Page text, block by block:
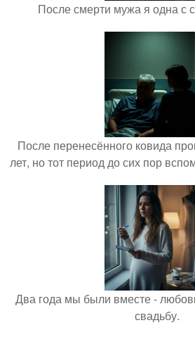
После смерти мужа я одна с
После перенесённого ковида
лет, но тот период до сих пор
Два года мы были вместе -
свадьбу.